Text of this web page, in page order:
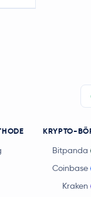
KRYPTO-
Bitpanda
Coinbase
Kraken